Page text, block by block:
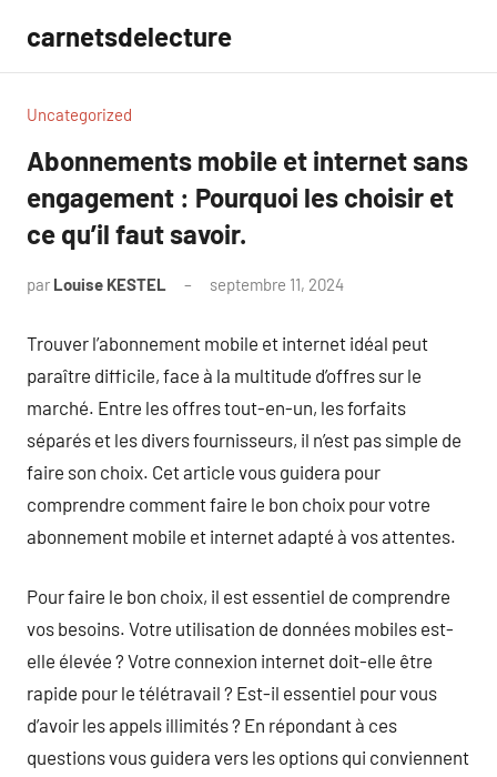
contenu
carnetsdelecture
Uncategorized
Abonnements mobile et internet sans
engagement : Pourquoi les choisir et
ce qu’il faut savoir.
par Louise KESTEL septembre 11, 2024
Trouver l’abonnement mobile et internet idéal peut
paraître difficile, face à la multitude d’offres sur le
marché. Entre les offres tout-en-un, les forfaits
séparés et les divers fournisseurs, il n’est pas simple de
faire son choix. Cet article vous guidera pour
comprendre comment faire le bon choix pour votre
abonnement mobile et internet adapté à vos attentes.
Pour faire le bon choix, il est essentiel de comprendre
vos besoins. Votre utilisation de données mobiles est-
elle élevée ? Votre connexion internet doit-elle être
rapide pour le télétravail ? Est-il essentiel pour vous
d’avoir les appels illimités ? En répondant à ces
questions vous guidera vers les options qui conviennent